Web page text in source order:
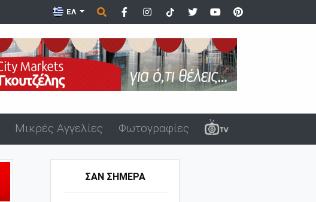
ΕΛ
Μικρές Αγγελίες Φωτογραφίες
ΣΑΝ ΣΗΜΕΡΑ